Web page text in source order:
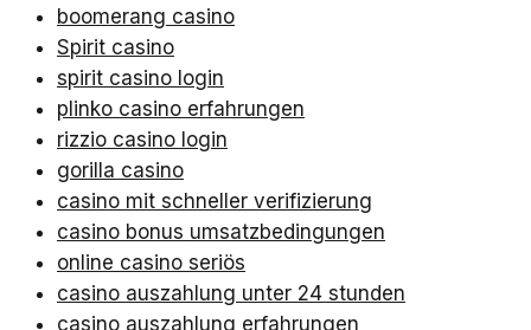
boomerang casino
Spirit casino
spirit casino login
plinko casino erfahrungen
rizzio casino login
gorilla casino
casino mit schneller verifizierung
casino bonus umsatzbedingungen
online casino seriös
casino auszahlung unter 24 stunden
casino auszahlung erfahrungen